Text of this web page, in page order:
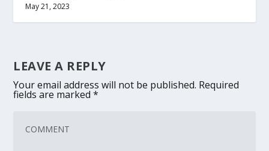
May 21, 2023
LEAVE A REPLY
Your email address will not be published. Required
fields are marked*